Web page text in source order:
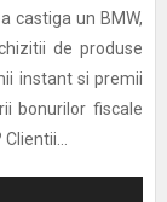
castiga un BMW,
de produse
instant si premii
bonurilor fiscale